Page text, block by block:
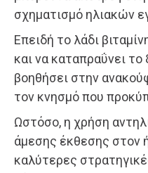
σχηματισμό ηλιακών
Επειδή το λάδι
και να καταπραΰνει
βοηθήσει στην
τον κνησμό που
Ωστόσο, η χρήση
άμεσης έκθεσης στον
καλύτερες